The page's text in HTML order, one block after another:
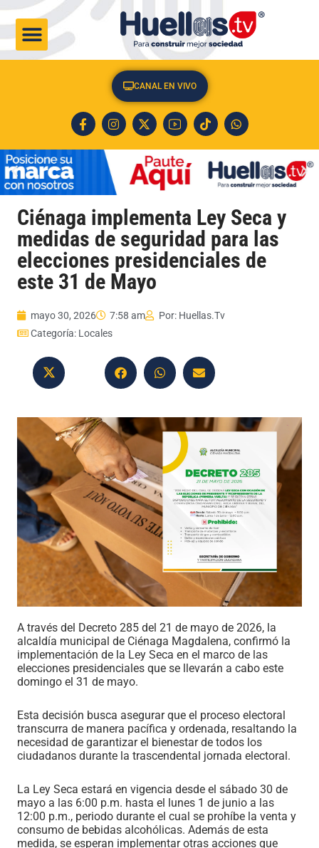
CANAL EN VIVO
Ciénaga implementa Ley Seca y
medidas de seguridad para las
elecciones presidenciales de
este 31 de Mayo
mayo 30, 2026 7:58 am Por: Huellas.Tv
Categoría: Locales
A través del Decreto 285 del 21 de mayo de 2026, la
alcaldía municipal de Ciénaga Magdalena, confirmó la
implementación de la Ley Seca en el marco de las
elecciones presidenciales que se llevarán a cabo este
domingo el 31 de mayo.
Esta decisión busca asegurar que el proceso electoral
transcurra de manera pacífica y ordenada, resaltando la
necesidad de garantizar el bienestar de todos los
ciudadanos durante la trascendental jornada electoral.
La Ley Seca estará en vigencia desde el sábado 30 de
mayo a las 6:00 p.m. hasta el lunes 1 de junio a las
12:00 p.m., periodo durante el cual se prohíbe la venta y
consumo de bebidas alcohólicas. Además de esta
medida, se esperan implementar otras acciones que